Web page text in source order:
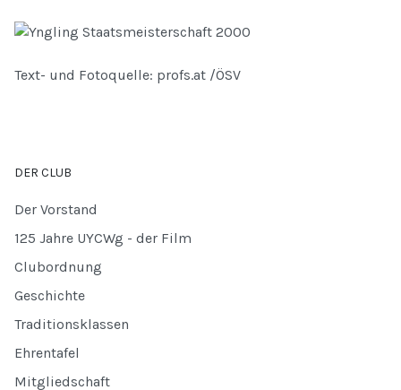
Text- und Fotoquelle: profs.at /ÖSV
DER CLUB
Der Vorstand
125 Jahre UYCWg - der Film
Clubordnung
Geschichte
Traditionsklassen
Ehrentafel
Mitgliedschaft